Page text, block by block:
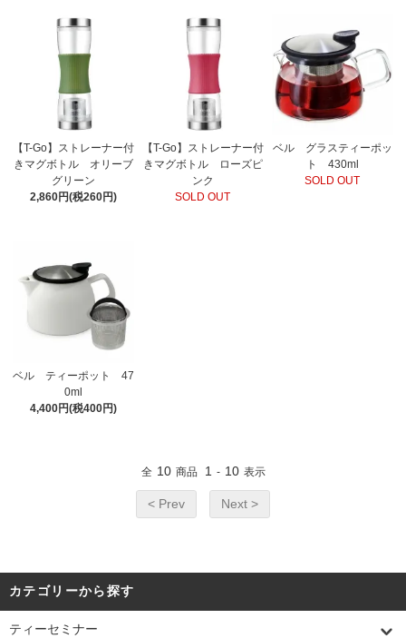
【T-Go】ストレーナー付
きマグボトル オリーブ
グリーン
2,860円(税260円)
【T-Go】ストレーナー付
きマグボトル ローズピ
ンク
SOLD OUT
ベル グラスティーポッ
ト 430ml
SOLD OUT
ベル ティーポット 47
0ml
4,400円(税400円)
全 10 商品 1 - 10 表示
< Prev Next >
カテゴリーから探す
ティーセミナー